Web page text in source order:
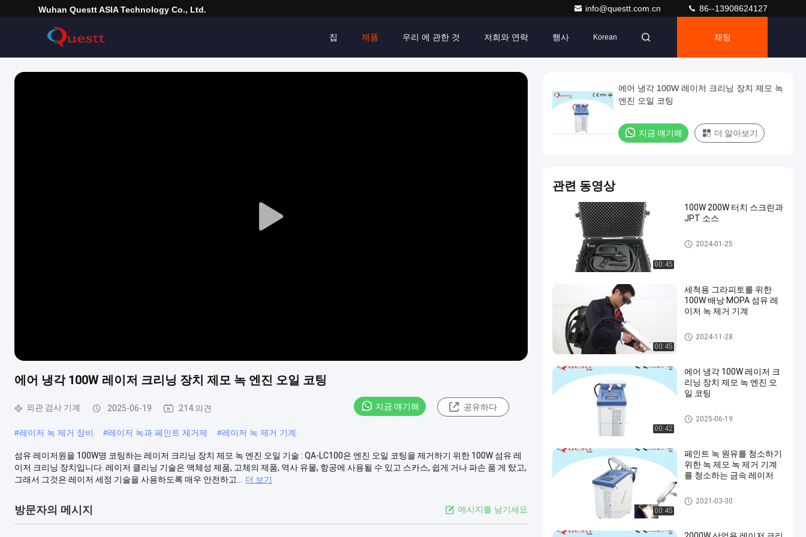
Wuhan Questt ASIA Technology Co., Ltd. info@questt.com.cn 86--13908624127
집 제품 우리 에 관한 것 저희와 연락 행사 Korean 채팅
Play
에어 냉각 100W 레이저 크리닝 장치 제모 녹 엔진 오일 코팅
외관 검사 기계 2025-06-19 214 의견 지금 얘기해 공유하다
#레이저 녹 제거 장비 #레이저 녹과 페인트 제거제 #레이저 녹 제거 기계
섬유 레이저원을 100W명 코팅하는 레이저 크리닝 장치 제모 녹 엔진 오일 기술 : QA-LC100은 엔진 오일 코팅을 제거하기 위한 100W 섬유 레
이저 크리닝 장치입니다. 레이저 클리닝 기술은 액체성 제품, 고체의 제품, 역사 유물, 항공에 사용될 수 있고 스카스, 쉽게 거나 파손 품 게 탔고,
그래서 그것은 레이저 세정 기술을 사용하도록 매우 안전하고...
더 보기
방문자의 메시지 메시지를 남기세요
에어 냉각 100W 레이저 크리닝 장치 제모 녹
엔진 오일 코팅
지금 얘기해 더 알아보기
관련 동영상
00:45
100W 200W 터치 스크린과
JPT 소스
외관 검사 기계
2024-01-25
00:45
세척용 그라피토를 위한
100W 배낭 MOPA 섬유 레
이저 녹 제거 기계
레이저 녹 제모
2024-11-28
00:42
에어 냉각 100W 레이저 크
리닝 장치 제모 녹 엔진 오
일 코팅
외관 검사 기계
2025-06-19
00:45
페인트 녹 원유를 청소하기
위한 녹 제모 녹 제거 기계
를 청소하는 금속 레이저
외관 검사 기계
2021-03-30